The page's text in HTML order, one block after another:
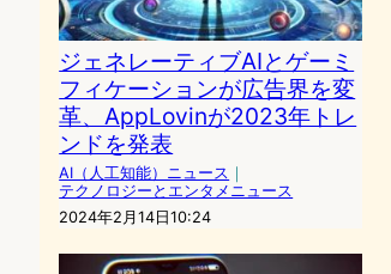
ジェネレーティブAIとゲーミ
フィケーションが広告界を変
革、AppLovinが2023年トレ
ンドを発表
AI（人工知能）ニュース ｜
テクノロジーとエンタメニュース
2024年2月14日10:24